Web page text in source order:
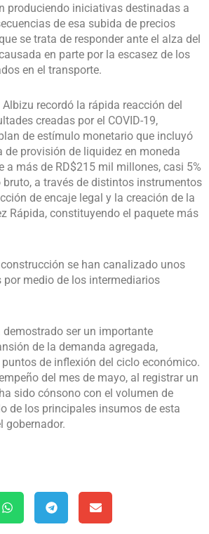
produciendo iniciativas destinadas a
de esa subida de precios
se trata de responder ante el alza del
en parte por la escasez de los
en el transporte.
Albizu recordó la rápida reacción del
creadas por el COVID-19,
de estímulo monetario que incluyó
de provisión de liquidez en moneda
a más de RD$215 mil millones, casi 5%
a través de distintos instrumentos
de encaje legal y la creación de la
Rápida, constituyendo el paquete más
se han canalizado unos
por medio de los intermediarios
demostrado ser un importante
de la demanda agregada,
de inflexión del ciclo económico.
del mes de mayo, al registrar un
sido cónsono con el volumen de
de los principales insumos de esta
gobernador.